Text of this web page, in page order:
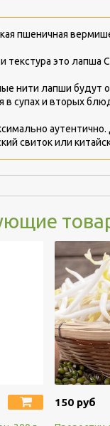
пшеничная
текстура это лапша
нити лапши будут
в супах и вторых
аутентично.
свиток или
150 руб